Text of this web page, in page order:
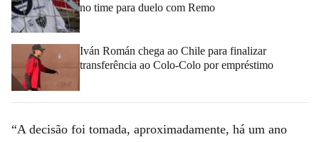
no time para duelo com Remo
Iván Román chega ao Chile para finalizar
transferência ao Colo-Colo por empréstimo
“A decisão foi tomada, aproximadamente, há um ano